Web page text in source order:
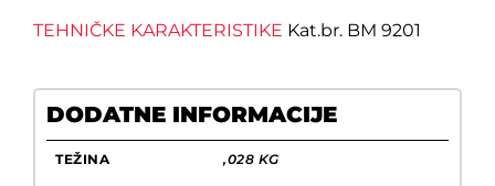
TEHNIČKE KARAKTERISTIKE Kat.br. BM 9201
DODATNE INFORMACIJE
TEŽINA ,028 KG